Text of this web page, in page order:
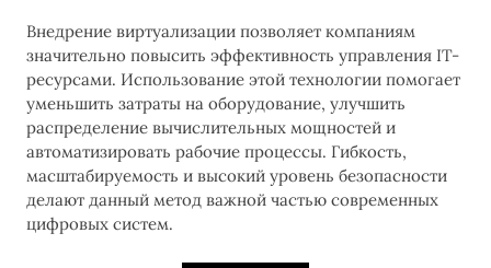
Внедрение виртуализации позволяет компаниям
значительно повысить эффективность управления IT-
ресурсами. Использование этой технологии помогает
уменьшить затраты на оборудование, улучшить
распределение вычислительных мощностей и
автоматизировать рабочие процессы. Гибкость,
масштабируемость и высокий уровень безопасности
делают данный метод важной частью современных
цифровых систем.